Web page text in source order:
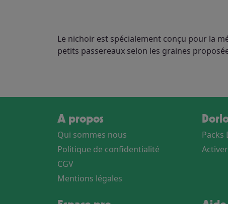
Le nichoir est spécialement conçu pour la
petits passereaux selon les graines
A propos
Qui sommes nous
Politique de confidentialité
CGV
Mentions légales
Packs